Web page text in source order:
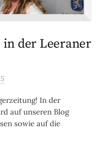
der Leeraner
In der
auf unseren Blog
sowie auf die